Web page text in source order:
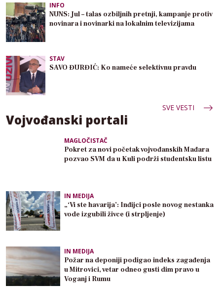
INFO
NUNS: Jul – talas ozbiljnih pretnji, kampanje protiv
novinara i novinarki na lokalnim televizijama
STAV
SAVO ĐURĐIĆ: Ko nameće selektivnu pravdu
SVE VESTI
Vojvođanski portali
MAGLOČISTAČ
Pokret za novi početak vojvođanskih Mađara
pozvao SVM da u Kuli podrži studentsku listu
IN MEDIJA
„‘Vi ste havarija’: Inđijci posle novog nestanka
vode izgubili živce (i strpljenje)
IN MEDIJA
Požar na deponiji podigao indeks zagađenja
u Mitrovici, vetar odneo gusti dim pravo u
Voganj i Rumu